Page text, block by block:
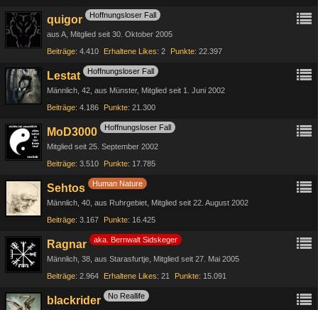
quigor Hoffnungsloser Fall
aus A Mitglied seit 30. Oktober 2005
Beiträge 4.410 Erhaltene Likes 2 Punkte 22.397
Lestat Hoffnungsloser Fall
Männlich 42 aus Münster Mitglied seit 1. Juni 2002
Beiträge 4.186 Punkte 21.300
MoD3000 Hoffnungsloser Fall
Mitglied seit 25. September 2002
Beiträge 3.510 Punkte 17.785
Sehtos Human Nature
Männlich 40 aus Ruhrgebiet Mitglied seit 22. August 2002
Beiträge 3.167 Punkte 16.425
Ragnar aka. Bernwalt Sidskeger
Männlich 38 aus Starasfurtje Mitglied seit 27. Mai 2005
Beiträge 2.964 Erhaltene Likes 21 Punkte 15.091
blackrider No Reallife